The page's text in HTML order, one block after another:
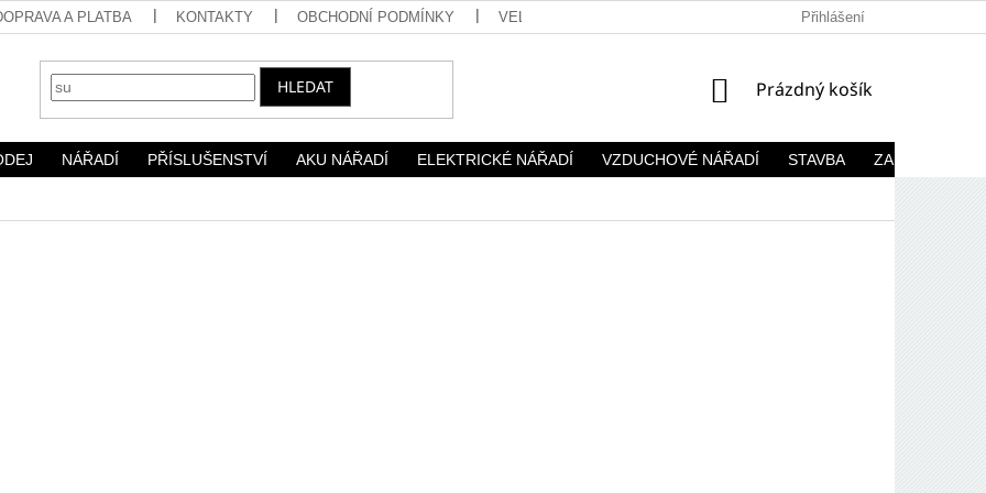
A PLATBA KONTAKTY OBCHODNÍ PODMÍNKY VELKOOBCHOD Přihlášení
HLEDAT
NÁKUPNÍ
Prázdný košík
NÁŘADÍ PŘÍSLUŠENSTVÍ AKU NÁŘADÍ ELEKTRICKÉ NÁŘADÍ VZDUCHOVÉ NÁŘADÍ STAVBA ZAHRADA